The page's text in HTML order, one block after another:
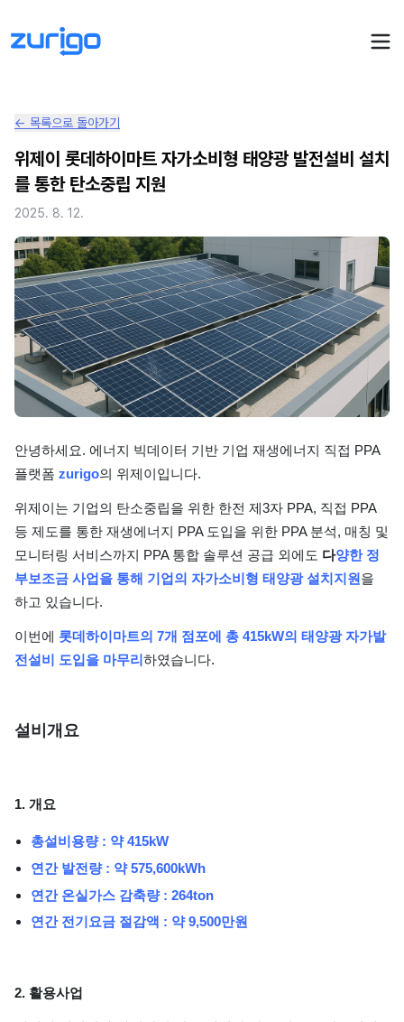
PPA 계약
수요기업 PPA 계산
발전소 PPA 계산
PPA 매칭 LIVE
PPA 관리
PPA 모니터링
PPA 파트너스
전기요금 시뮬레이션 NEW
PPA 매뉴얼
PPA FAQ
AI 컨설턴트 UPDATED
PPA 플레이
인사이트
성공사례
에너지브리핑
단가
회사소개
← 목록으로 돌아가기
위제이 롯데하이마트 자가소비형 태양광 발전설비 설치
를 통한 탄소중립 지원
2025. 8. 12.
안녕하세요. 에너지 빅데이터 기반 기업 재생에너지 직접 PPA
플랫폼 zurigo의 위제이입니다.
위제이는 기업의 탄소중립을 위한 한전 제3자 PPA, 직접 PPA
등 제도를 통한 재생에너지 PPA 도입을 위한 PPA 분석, 매칭 및
모니터링 서비스까지 PPA 통합 솔루션 공급 외에도 다양한 정
부보조금 사업을 통해 기업의 자가소비형 태양광 설치지원을
하고 있습니다.
이번에 롯데하이마트의 7개 점포에 총 415kW의 태양광 자가발
전설비 도입을 마무리하였습니다.
설비개요
1. 개요
총설비용량 : 약 415kW
연간 발전량 : 약 575,600kWh
연간 온실가스 감축량 : 264ton
연간 전기요금 절감액 : 약 9,500만원
2. 활용사업